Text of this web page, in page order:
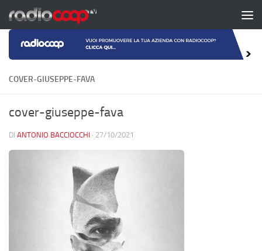
Salta al contenuto
COVER-GIUSEPPE-FAVA
cover-giuseppe-fava
DI ANTONIO BACCIOCCHI · 27/10/2021